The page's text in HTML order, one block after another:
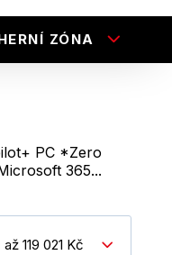
ZÓNA
PC *Zero
365...
119 021 Kč